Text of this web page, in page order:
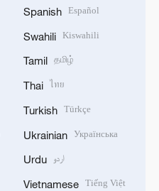
Spanish Español
Swahili Kiswahili
Tamil தமிழ்
Thai ไทย
Turkish Türkçe
Ukrainian Українська
Urdu اردو
Vietnamese Tiếng Việt